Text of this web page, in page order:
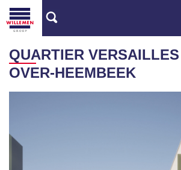
QUARTIER
OVER-HEEMBEEK